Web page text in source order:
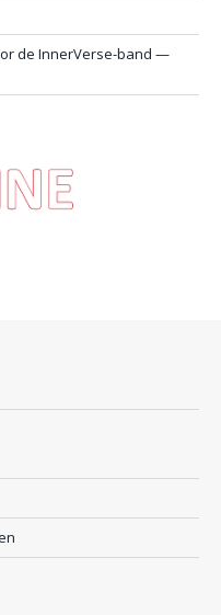
de InnerVerse-band —